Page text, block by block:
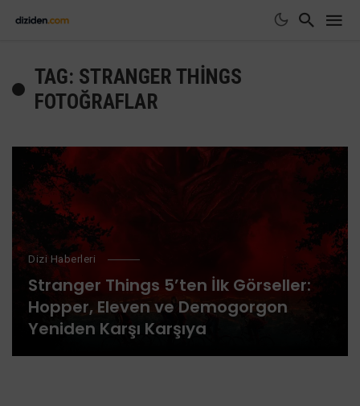
TAG: STRANGER THINGS
FOTOĞRAFLAR
Dizi Haberleri
Stranger Things 5’ten İlk Görseller:
Hopper, Eleven ve Demogorgon
Yeniden Karşı Karşıya